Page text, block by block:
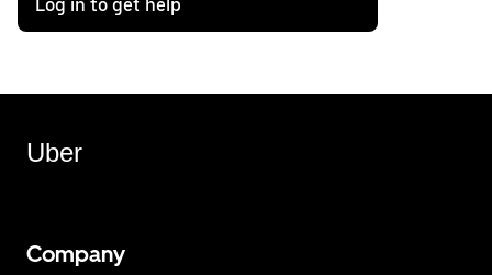
Log in to get help
Uber
Company